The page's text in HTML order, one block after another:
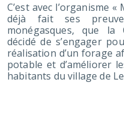
C’est avec l’organisme
déjà fait ses
monégasques, que la
décidé de s’engager
réalisation d’un forage
potable et d’améliorer
habitants du village de